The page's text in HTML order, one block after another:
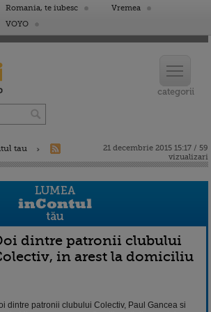
Romania, te iubesc
Vremea
VOYO
tau
21 decembrie 2015 15:17 / 59
vizualizari
dintre patronii clubului
in arest la domiciliu
dintre patronii clubului Colectiv, Paul Gancea si